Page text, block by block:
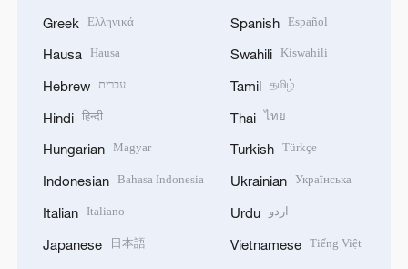
Greek Ελληνικά
Hausa Hausa
Hebrew עברית
Hindi हिन्दी
Hungarian Magyar
Indonesian Bahasa Indonesia
Italian Italiano
Japanese 日本語
Spanish Español
Swahili Kiswahili
Tamil தமிழ்
Thai ไทย
Turkish Türkçe
Ukrainian Українська
Urdu اردو
Vietnamese Tiếng Việt